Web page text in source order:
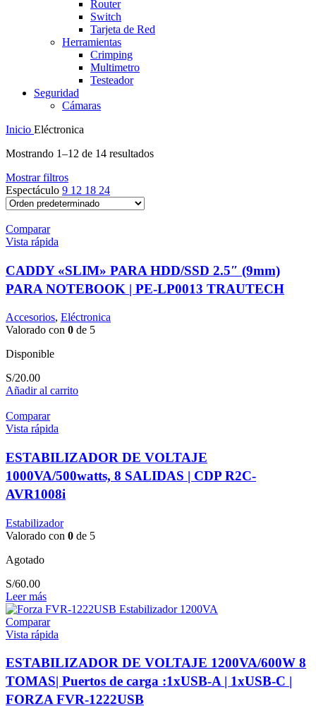
Router
Switch
Tarjeta de Red
Herramientas
Crimping
Multimetro
Testeador
Seguridad
Cámaras
Inicio Eléctronica
Mostrando 1–12 de 14 resultados
Mostrar filtros
Espectáculo 9 12 18 24
Comparar
Vista rápida
CADDY «SLIM» PARA HDD/SSD 2.5″ (9mm)
PARA NOTEBOOK | PE-LP0013 TRAUTECH
Accesorios, Eléctronica
Valorado con 0 de 5
Disponible
S/20.00
Añadir al carrito
Comparar
Vista rápida
ESTABILIZADOR DE VOLTAJE
1000VA/500watts, 8 SALIDAS | CDP R2C-
AVR1008i
Estabilizador
Valorado con 0 de 5
Agotado
S/60.00
Leer más
Comparar
Vista rápida
ESTABILIZADOR DE VOLTAJE 1200VA/600W 8
TOMAS| Puertos de carga :1xUSB-A | 1xUSB-C |
FORZA FVR-1222USB